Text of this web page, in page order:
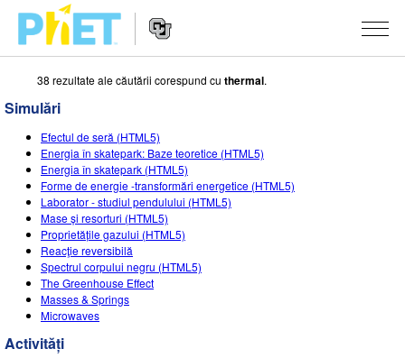
Căutați
site-
ul
PhET
principală
website-
SIMULĂRI
Toate simulările
Fizică
Matematică și Statistică
Chimie
Științele Pământului și ale Spațiului
Biologie
STUDIO
About Studio
Customizable Sims
Start a Free Trial
Purchase a License
DESPRE PREDARE
Activități
Contribuiți cu o activitate
Ghid privind contribuția la activități
Workshopuri virtuale
CERCETARE
INIȚIATIVE
Design incluziv
PhET Global
AUTENTIFICARE / ÎNREGISTRARE
38 rezultate ale căutării corespund cu thermal.
Simulări
Efectul de seră (HTML5)
Energia în skatepark: Baze teoretice (HTML5)
Energia în skatepark (HTML5)
Forme de energie -transformări energetice (HTML5)
Laborator - studiul pendulului (HTML5)
Mase și resorturi (HTML5)
Proprietățile gazului (HTML5)
Reacţie reversibilă
Spectrul corpului negru (HTML5)
The Greenhouse Effect
Masses & Springs
Microwaves
Activități